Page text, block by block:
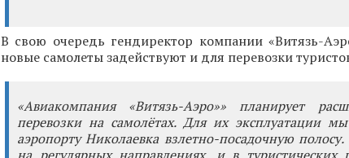
В свою очередь гендиректор компании «Витязь-
новые самолеты задействуют и для перевозки
«Авиакомпания «Витязь-Аэро»» планирует
перевозки на самолётах. Для их эксплуатации
аэропорту Николаевка взлетно-посадочную